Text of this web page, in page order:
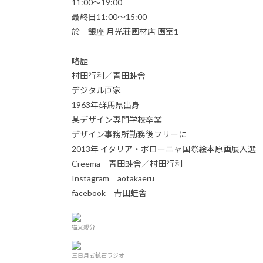
11:00〜19:00
最終日11:00〜15:00
於 銀座 月光荘画材店 画室1
略歴
村田行利／青田蛙舎
デジタル画家
1963年群馬県出身
某デザイン専門学校卒業
デザイン事務所勤務後フリーに
2013年 イタリア・ボローニャ国際絵本原画展入選
Creema 青田蛙舎／村田行利
Instagram aotakaeru
facebook 青田蛙舎
猫又親分
三日月式鉱石ラジオ